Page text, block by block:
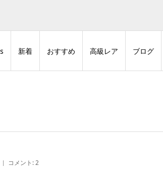
新着 おすすめ 高級レア ブログ
コメント:2
ンツの販売サイトです！